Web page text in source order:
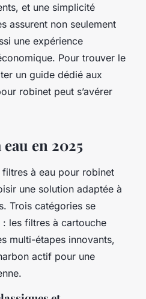
et une simplicité
assurent non seulement
une expérience
Pour trouver le
un guide dédié aux
robinet peut s’avérer
en 2025
à eau pour robinet
une solution adaptée à
Trois catégories se
les filtres à cartouche
multi-étapes innovants,
actif pour une